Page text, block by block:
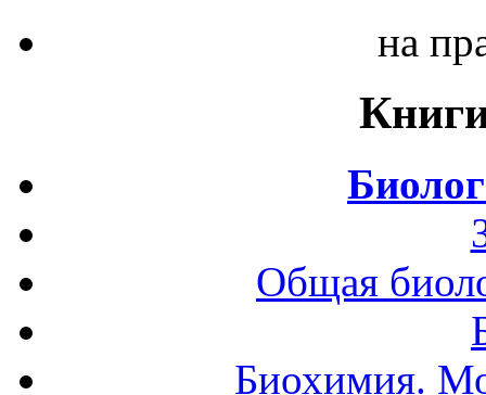
на
Общая
Биохимия.